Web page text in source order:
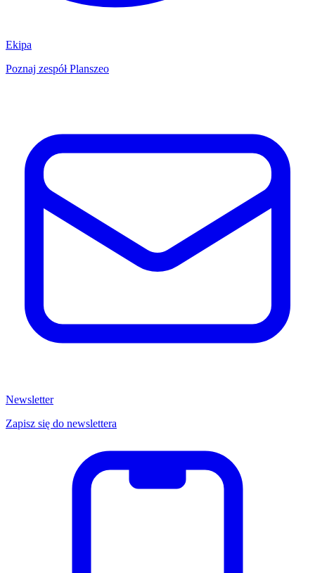
Ekipa
Poznaj zespół Planszeo
Newsletter
Zapisz się do newslettera